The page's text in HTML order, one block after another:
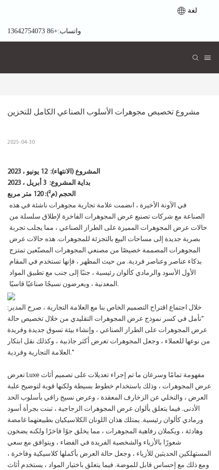
لغة
واتساب:+86 13642754073
مشروع تخصيص مجوهرات الأسلوب الصناعي الكامل للتخزين
2025-04-30
المشروع (الانتهاء): 12 يونيو ، 2023
بداية المشروع:
الحجم (م²): 120 متر مربع
في الآونة الأخيرة ، انضمت علامة تجارية مجوهرات ناشئة في هذه
الصناعة مع شركات تصنيع عرض المجوهرات الفاخرة لإطلاق سلسلة من
حالات عرض المجوهرات المميزة على الطراز الصناعي ، مما يجلب تجربة
بصرية جديدة إلى مساحات البيع بالتجزئة للمجوهرات. هذه حالات عرض
المجوهرات المصممة خصيصًا من مصنعي المجوهرات المصنّعين تمتزج
بذكاء عناصر وعناصر فردية. من حيث المظهر ، فإنها تستخدم في المقام
الأول الأسود والرمادي كألوان رئيسية ، جنبًا إلى جنب مع تطبيق المواد
المعدنية ، ويعرضون نسيجًا صناعيًا قاسيًا.
خلال اجتماع اقتراح التصميم الخاص بنا مع العلامة التجارية ، صرح المدير:
"نأمل في كسر نموذج عرض المجوهرات التقليدي من خلال تخصيص حالة
عرض المجوهرات على الطراز الصناعي ، وإنشاء بيئة تسوق جديدة وفريدة
من نوعها للعملاء ، وجعل المجوهرات تعرض أكثر جاذبية ، وكذلك نقل ابتكار
العلامة التجارية وفردية."
تعرض Luxe مفهومة تمامًا وسرعان ما تم إجراء تعديلات على تصميم أثاث
عرض المجوهرات ، وذلك باستخدام خطوط بسيطة ولكنها قوية لتوضيح علبة
العرض ، والتخلي عن الزخارف المعقدة ، وعرض نسيج راقي بأسلوب الحد
الأدنى. فيما يتعلق بألوان عرض المجوهرات الزجاجية ، تبنت بجرأة أسود
ورمادي كألوان رئيسية. يمتلك هذان اللونان الكلاسيكيان بطبيعتهما غامضة
وهادئة ، ويكملان رفاهية المجوهرات ، مما يخلق جوًا فاخرًا ولكنه يضخون
شعورًا بالأزياء والشخصية الفريدة في الفضاء ، ويتوافق مع سعي
المستهلكين الحديثين للأزياء ، وجعل حالة العرض بأكملها كلاسيكية وفاخرة ،
ومع ذلك مع إحساس قابل للموضة. فيما يتعلق باختيار المواد ، يستخدم أثاث